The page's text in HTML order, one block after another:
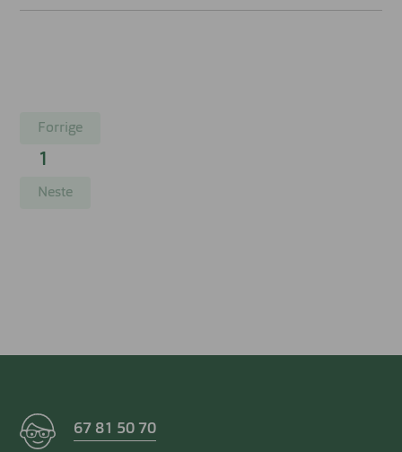
Forrige
1
Neste
67 81 50 70